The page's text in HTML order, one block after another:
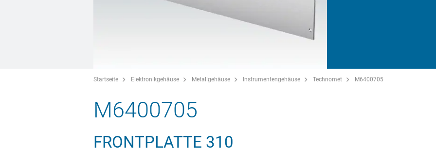
Startseite Elektronikgehäuse Metallgehäuse Instrumentengehäuse Technomet M6400705
M6400705
FRONTPLATTE 310